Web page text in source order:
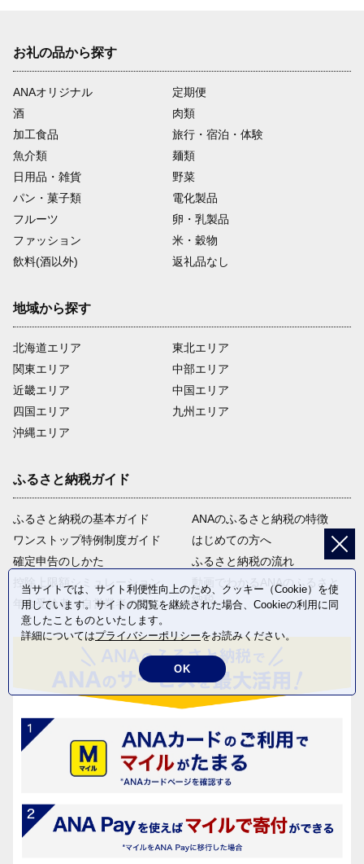
お礼の品から探す
ANAオリジナル
定期便
酒
肉類
加工食品
旅行・宿泊・体験
魚介類
麺類
日用品・雑貨
野菜
パン・菓子類
電化製品
フルーツ
卵・乳製品
ファッション
米・穀物
飲料(酒以外)
返礼品なし
地域から探す
北海道エリア
関東エリア
近畿エリア
四国エリア
沖縄エリア
東北エリア
中部エリア
中国エリア
九州エリア
ふるさと納税ガイド
ふるさと納税の基本ガイド
ワンストップ特例制度ガイド
確定申告のしかた
控除上限額シミュレーション
年金受給者・自営業者の方へ
ANAのふるさと納税の特徴
はじめての方へ
ふるさと納税の流れ
動画でわかるANAのふるさと
納税
当サイトでは、サイト利便性向上のため、クッキー（Cookie）を使
用しています。サイトの閲覧を継続された場合、Cookieの利用に同
意したことものといたします。
詳細についてはプライバシーポリシーをお読みください。
OK